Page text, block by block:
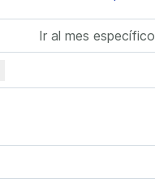
Ir al mes específico